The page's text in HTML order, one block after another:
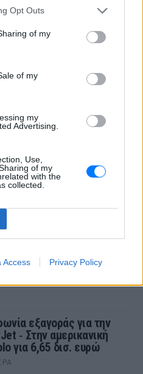
Opt Outs
of my
of my
my
Advertising.
Use,
of my
with the
collected.
Access Privacy Policy
έξυπνα γυαλιά: Γιατί
παμπ και θέατρα
Βρετανία τα απαγορεύουν
εστιάτορα Τζέρεμι Κινγκ ως την
Wetherspoons και τον όμιλο ATG
Το κρυφό σχέδιο
MAGA
υπέρ του αντιπροέδρου ως
Κόμμα, ενώ παράλληλα
εξαγοράς για την
‑ Στην αμερικανική
για 6,65 δισ. ευρώ